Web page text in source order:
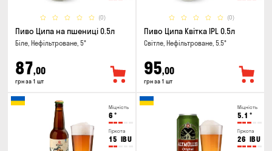
(0)
Пиво Ципа на пшениці 0.5л
Біле, Нефільтроване, 5°
87,00
грн за 1 шт
(0)
Пиво Ципа Квітка IPL 0.5л
Світле, Нефільтроване, 5.5°
95,00
грн за 1 шт
Міцність
6 °
Гіркота
15 IBU
Міцність
5.1 °
Гіркота
26 IBU